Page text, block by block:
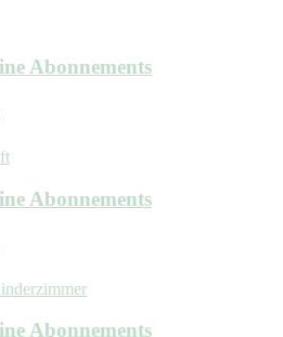
Abonnements
Abonnements
Abonnements